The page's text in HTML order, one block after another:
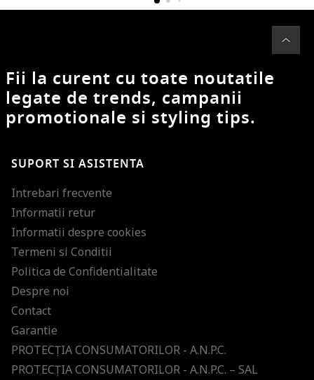
Fii la curent cu toate noutatile
legate de trends, campanii
promotionale si styling tips.
SUPORT SI ASISTENTA
Intrebari frecvente
Informatii retur
Informatii despre cookies
Termeni si Conditii
Politica de Confidentialitate
Despre noi
Contact
Garantie
PROTECŢIA CONSUMATORILOR - A.N.P.C.
PROTECŢIA CONSUMATORILOR - A.N.P.C. – SAL